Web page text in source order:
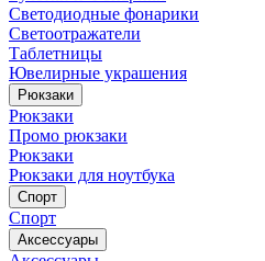
Светодиодные фонарики
Светоотражатели
Таблетницы
Ювелирные украшения
Рюкзаки
Рюкзаки
Промо рюкзаки
Рюкзаки
Рюкзаки для ноутбука
Спорт
Спорт
Аксессуары